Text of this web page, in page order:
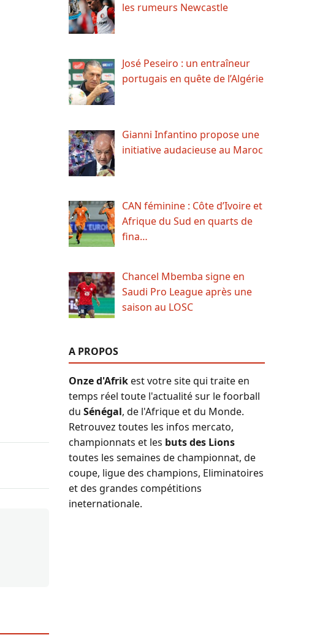
les rumeurs Newcastle
José Peseiro : un entraîneur
portugais en quête de l’Algérie
Gianni Infantino propose une
initiative audacieuse au Maroc
CAN féminine : Côte d’Ivoire et
Afrique du Sud en quarts de
fina…
Chancel Mbemba signe en
Saudi Pro League après une
saison au LOSC
A PROPOS
Onze d'Afrikest votre site qui traite en
temps réel toute l'actualité sur le foorball
du Sénégal, de l'Afrique et du Monde.
Retrouvez toutes les infos mercato,
championnats et les buts des Lions
toutes les semaines de championnat, de
coupe, ligue des champions, Eliminatoires
et des grandes compétitions
ineternationale.